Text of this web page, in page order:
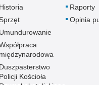
Historia
Sprzęt
Umundurowanie
międzynarodowa
Duszpasterstwo
Policji Kościoła
Raporty
Opinia